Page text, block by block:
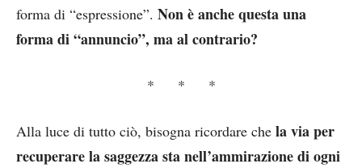
forma di “espressione”. Non è anche questa una
forma di “annuncio”, ma al contrario?
* * *
Alla luce di tutto ciò, bisogna ricordare che la via per
recuperare la saggezza sta nell’ammirazione di ogni